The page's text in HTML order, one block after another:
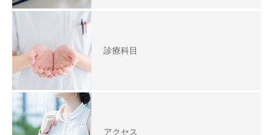
診療科目
アクセス